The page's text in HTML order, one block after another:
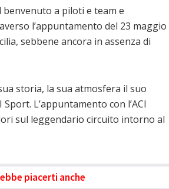
benvenuto a piloti e team e
l’appuntamento del 23 maggio
sebbene ancora in assenza di
storia, la sua atmosfera il suo
L’appuntamento con l’ACI
sul leggendario circuito intorno al
piacerti anche